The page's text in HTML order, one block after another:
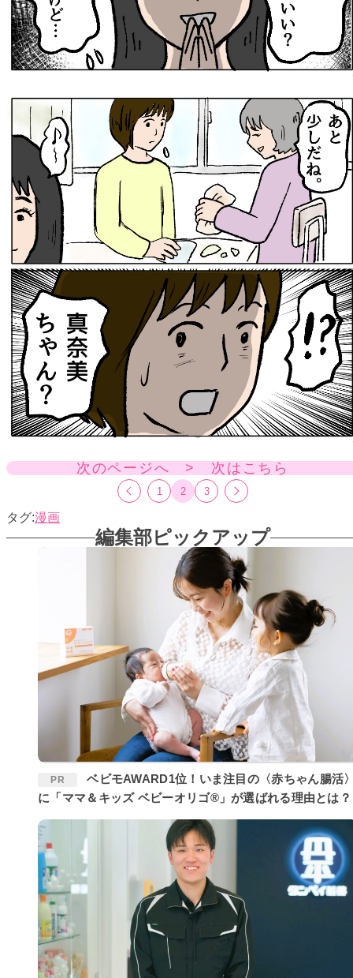
次のページへ > 次はこちら
1 2 3
漫画
編集部ピックアップ
PR
ベビモAWARD1位！いま注目の〈赤ちゃん腸活〉
に「ママ＆キッズ ベビーオリゴ®」が選ばれる理由とは？